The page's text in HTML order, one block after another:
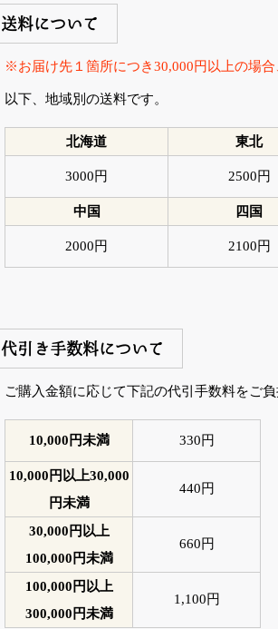
送料について
※お届け先１箇所につき30,000円以上の場合
以下、地域別の送料です。
北海道 東北
3000円 2500円
中国 四国
2000円 2100円
代引き手数料について
ご購入金額に応じて下記の代引手数料をご負
10,000円未満 330円
10,000円以上30,000
円未満
440円
30,000円以上
100,000円未満
660円
100,000円以上
300,000円未満
1,100円